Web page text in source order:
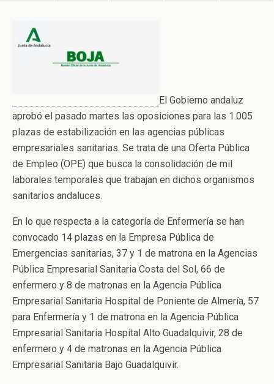
El Gobierno andaluz
aprobó el pasado martes las oposiciones para las 1.005
plazas de estabilización en las agencias públicas
empresariales sanitarias. Se trata de una Oferta Pública
de Empleo (OPE) que busca la consolidación de mil
laborales temporales que trabajan en dichos organismos
sanitarios andaluces.
En lo que respecta a la categoría de Enfermería se han
convocado 14 plazas en la Empresa Pública de
Emergencias sanitarias, 37 y 1 de matrona en la Agencias
Pública Empresarial Sanitaria Costa del Sol, 66 de
enfermero y 8 de matronas en la Agencia Pública
Empresarial Sanitaria Hospital de Poniente de Almería, 57
para Enfermería y 1 de matrona en la Agencia Pública
Empresarial Sanitaria Hospital Alto Guadalquivir, 28 de
enfermero y 4 de matronas en la Agencia Pública
Empresarial Sanitaria Bajo Guadalquivir.